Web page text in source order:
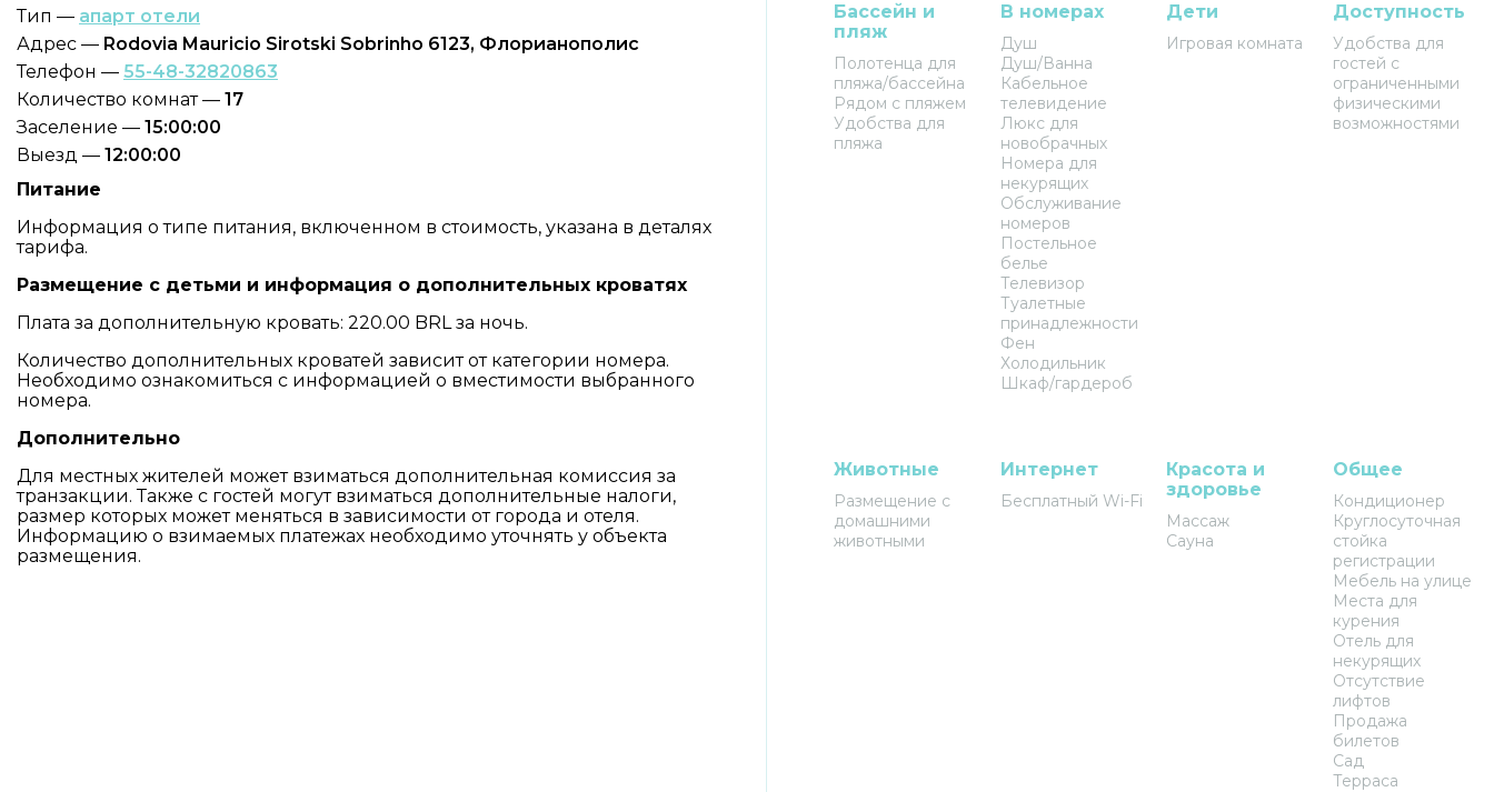
Тип — апарт отели
Адрес — Rodovia Mauricio Sirotski Sobrinho 6123, Флорианополис
Телефон — 55-48-32820863
Количество комнат — 17
Заселение — 15:00:00
Выезд — 12:00:00
Питание
Информация о типе питания, включенном в стоимость, указана в деталях
тарифа.
Размещение с детьми и информация о дополнительных кроватях
Плата за дополнительную кровать: 220.00 BRL за ночь.
Количество дополнительных кроватей зависит от категории номера.
Необходимо ознакомиться с информацией о вместимости выбранного
номера.
Дополнительно
Для местных жителей может взиматься дополнительная комиссия за
транзакции. Также с гостей могут взиматься дополнительные налоги,
размер которых может меняться в зависимости от города и отеля.
Информацию о взимаемых платежах необходимо уточнять у объекта
размещения.
Бассейн и
пляж
Полотенца для
пляжа/бассейна
Рядом с пляжем
Удобства для
пляжа
В номерах
Душ
Душ/Ванна
Кабельное
телевидение
Люкс для
новобрачных
Номера для
некурящих
Обслуживание
номеров
Постельное
белье
Телевизор
Туалетные
принадлежности
Фен
Холодильник
Шкаф/гардероб
Дети
Игровая комната
Доступность
Удобства для
гостей с
ограниченными
физическими
возможностями
Животные
Размещение с
домашними
животными
Интернет
Бесплатный Wi-Fi
Красота и
здоровье
Массаж
Сауна
Общее
Кондиционер
Круглосуточная
стойка
регистрации
Мебель на улице
Места для
курения
Отель для
некурящих
Отсутствие
лифтов
Продажа
билетов
Сад
Терраса